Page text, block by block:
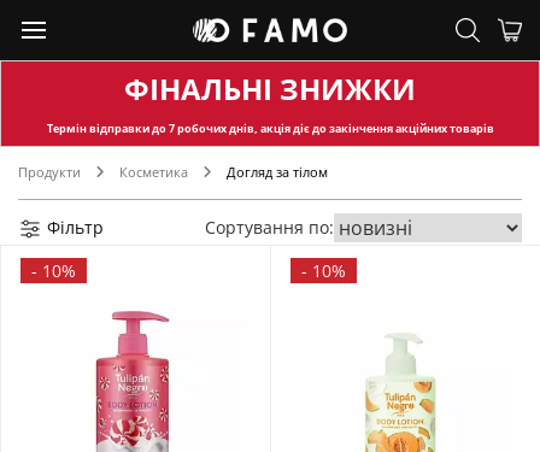
ФІНАЛЬНІ ЗНИЖКИ
Термін відправкидо 7 робочих днів, акція діє до закінчення акційних товарів
Продукти Косметика Догляд за тілом
Фільтр
Сортування по:
- 10% - 10%